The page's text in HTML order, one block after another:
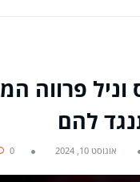
וניל פרווה
להם
אוגוסט 10, 2024 0